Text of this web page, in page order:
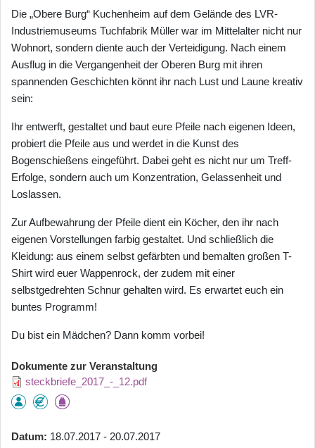
Die „Obere Burg“ Kuchenheim auf dem Gelände des LVR-
Industriemuseums Tuchfabrik Müller war im Mittelalter nicht nur
Wohnort, sondern diente auch der Verteidigung. Nach einem
Ausflug in die Vergangenheit der Oberen Burg mit ihren
spannenden Geschichten könnt ihr nach Lust und Laune kreativ
sein:
Ihr entwerft, gestaltet und baut eure Pfeile nach eigenen Ideen,
probiert die Pfeile aus und werdet in die Kunst des
Bogenschießens eingeführt. Dabei geht es nicht nur um Treff-
Erfolge, sondern auch um Konzentration, Gelassenheit und
Loslassen.
Zur Aufbewahrung der Pfeile dient ein Köcher, den ihr nach
eigenen Vorstellungen farbig gestaltet. Und schließlich die
Kleidung: aus einem selbst gefärbten und bemalten großen T-
Shirt wird euer Wappenrock, der zudem mit einer
selbstgedrehten Schnur gehalten wird. Es erwartet euch ein
buntes Programm!
Du bist ein Mädchen? Dann komm vorbei!
Dokumente zur Veranstaltung
steckbriefe_2017_-_12.pdf
Datum 18.07.2017 - 20.07.2017